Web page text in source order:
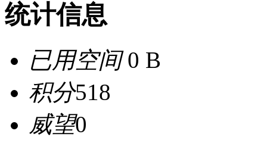
统计信息
已用空间0 B
积分518
威望0